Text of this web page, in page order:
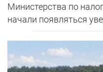
Министерства по
начали появляться